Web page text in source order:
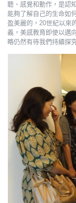
聽、感覺和動作，是認
能夠了解自己的生命如
盈美麗的，20世紀以來
義，美感教育即使以邁
略仍然有待我們持續探